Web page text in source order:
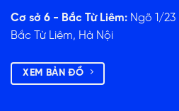
Cơ sở 6 - Bắc Từ Liêm: Ngõ 1/
Bắc Từ Liêm, Hà Nội
XEM BẢN ĐỒ